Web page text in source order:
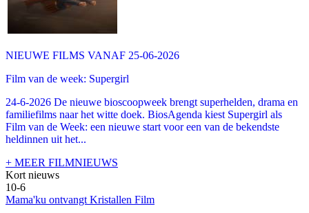
NIEUWE FILMS VANAF 25-06-2026
Film van de week: Supergirl
24-6-2026 De nieuwe bioscoopweek brengt superhelden, drama en
familiefilms naar het witte doek. BiosAgenda kiest Supergirl als
Film van de Week: een nieuwe start voor een van de bekendste
heldinnen uit het...
+ MEER FILMNIEUWS
Kort nieuws
10-6
Mama'ku ontvangt Kristallen Film